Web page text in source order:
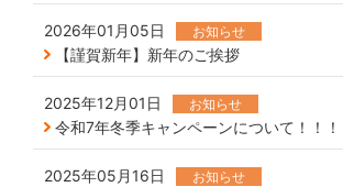
2026年01月05日 お知らせ
【謹賀新年】新年のご挨拶
2025年12月01日 お知らせ
令和7年冬季キャンペーンについて！！！
2025年05月16日 お知らせ